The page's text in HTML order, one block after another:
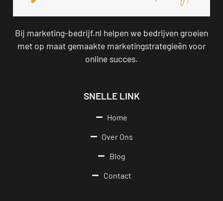
Bij marketing-bedrijf.nl helpen we bedrijven groeien
met op maat gemaakte marketingstrategieën voor
online succes.
SNELLE LINK
Home
Over Ons
Blog
Contact